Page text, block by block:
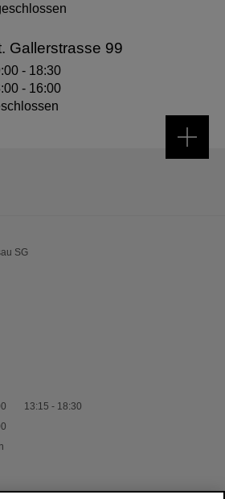
Gallerstrasse 99
- 18:30
- 16:00
SG
13:15 - 18:30